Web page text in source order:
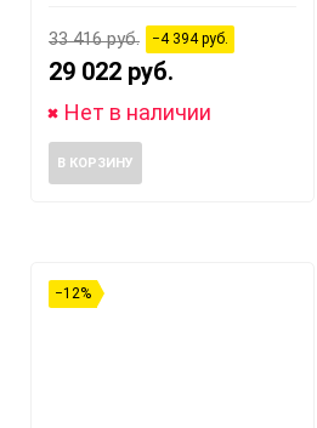
33 416 руб. −4 394 руб.
29 022 руб.
Нет в наличии
В КОРЗИНУ
−12%